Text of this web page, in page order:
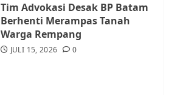
Datangi Pemko Batam, Warga
Rempang Protes Lahan Mereka
Diambil untuk Sekolah Rakyat
Tim Advokasi Desak BP Batam
Berhenti Merampas Tanah
Warga Rempang
JULI 15, 2026 0